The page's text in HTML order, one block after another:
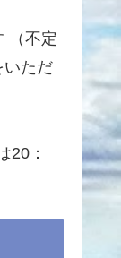
（不定
いただ
20：